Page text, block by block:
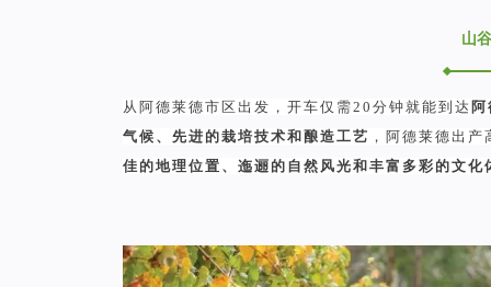
山
从阿德莱德市区出发，开车仅需20分钟就能到达
气候、先进的栽培技术和酿造工艺 ，阿德莱德出
佳的地理位置、迤逦的自然风光和丰富多彩的文化